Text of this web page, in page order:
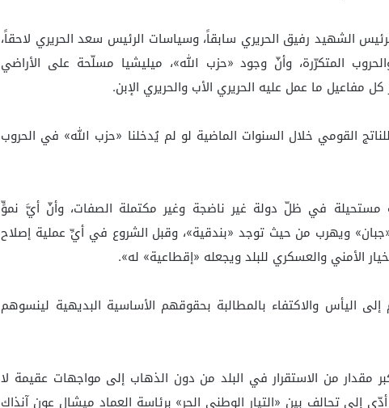
الشهيد رفيق الحريري سابقاً، وسياسات الرئيس سعد الحريري لاحقاً،
المتكرّرة، وأنّ وجود «حزب الله»، ميليشيا مسلّحة على الأراضي
كل مفاعيل ما عمل عليه الحريري الأب والحريري الإبن.
القومي خلال السنوات الماضية لو لم يُدخلنا «حزب الله» في الحروب
مستحيلة في ظلّ دولة غير ناضجة وغير مكتملة الصفات، وأنّ أيَّ نموٍّ
ويهرب من حيث توجد «بندقية»، وقبل الشروع في أيِّ عملية إصلاح
الأمني والعسكري للبلد ويجعله «إقطاعية» له».
اليأس والاكتفاء بالمطالبة بحقوقهم الأساسية البديهية لينسوهم
مقدار من الاستقرار في البلد من دون الذهاب إلى مواجهات عقيمة لا
إلى تحالف بين «التيار الوطني الحر» برئاسة العماد ميشال عون آنذاك